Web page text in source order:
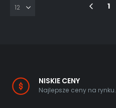
1
NISKIE CENY
Najlepsze ceny na rynku.